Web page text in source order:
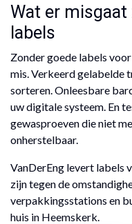
Wat er
labels
Zonder goede labels
mis. Verkeerd gelabelde
sorteren. Onleesbare
uw digitale systeem. En
gewasproeven die niet
onherstelbaar.
VanDerEng levert labels
zijn tegen de
verpakkingsstations en
huis in Heemskerk.